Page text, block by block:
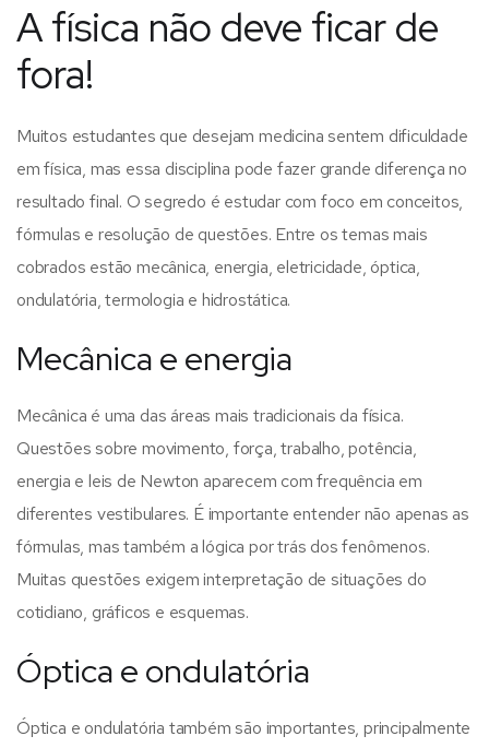
A física não deve ficar de
fora!
Muitos estudantes que desejam medicina sentem dificuldade
em física, mas essa disciplina pode fazer grande diferença no
resultado final. O segredo é estudar com foco em conceitos,
fórmulas e resolução de questões. Entre os temas mais
cobrados estão mecânica, energia, eletricidade, óptica,
ondulatória, termologia e hidrostática.
Mecânica e energia
Mecânica é uma das áreas mais tradicionais da física.
Questões sobre movimento, força, trabalho, potência,
energia e leis de Newton aparecem com frequência em
diferentes vestibulares. É importante entender não apenas as
fórmulas, mas também a lógica por trás dos fenômenos.
Muitas questões exigem interpretação de situações do
cotidiano, gráficos e esquemas.
Óptica e ondulatória
Óptica e ondulatória também são importantes, principalmente